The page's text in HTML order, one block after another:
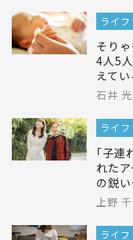
ライフ
そり
4人5
えて
石井
ライフ
｢子連
れた
の鋭
上野
ライフ